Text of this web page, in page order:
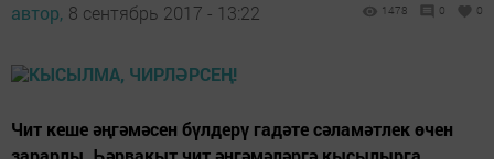
автор, 8 сентябрь 2017 - 13:22 1478 0 0
Чит кеше әңгәмәсен бүлдерү гадәте сәламәтлек өчен